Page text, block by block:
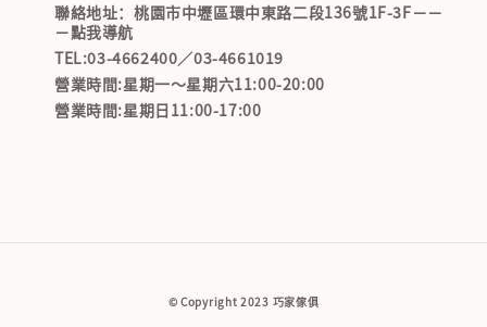
聯絡地址：桃園市中壢區環中東路二段136號1F-3F－－
－點我導航
TEL:03-4662400／03-4661019
營業時間:星期一～星期六11:00-20:00
營業時間:星期日11:00-17:00
© Copyright 2023 巧家傢俱